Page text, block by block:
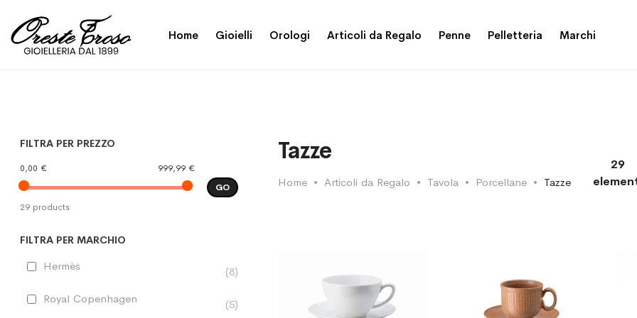
Home Gioielli Orologi Articoli da Regalo Penne Pelletteria Marchi
Tazze
Home Articoli da Regalo Tavola Porcellane Tazze
29
FILTRA PER PREZZO
0,00 €
999,99 €
GO
29 products
FILTRA PER MARCHIO
Hermès 8
Royal Copenhagen 5